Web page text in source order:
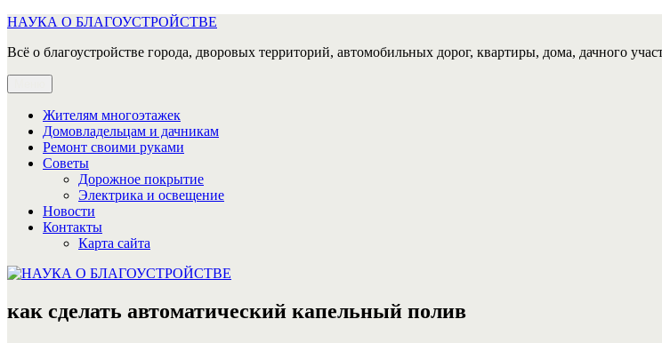
Перейти
содержимому
НАУКА О БЛАГОУСТРОЙСТВЕ
Всё о благоустройстве города, дворовых территорий, автомобильных дорог, квартиры, дома, дачного
Жителям многоэтажек
Домовладельцам и дачникам
Ремонт своими руками
Советы
Дорожное покрытие
Электрика и освещение
Новости
Контакты
Карта сайта
как сделать автоматический капельный полив